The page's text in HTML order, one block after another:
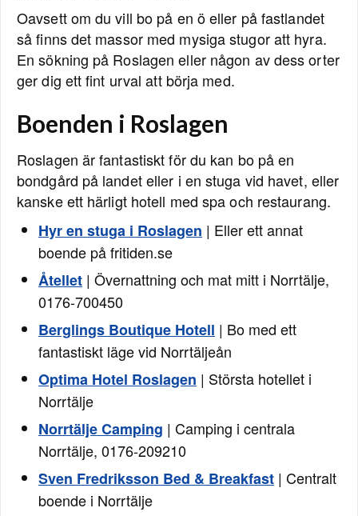
Oavsett om du vill bo på en ö eller på fastlandet
så finns det massor med mysiga stugor att hyra.
En sökning på Roslagen eller någon av dess orter
ger dig ett fint urval att börja med.
Boenden i Roslagen
Roslagen är fantastiskt för du kan bo på en
bondgård på landet eller i en stuga vid havet, eller
kanske ett härligt hotell med spa och restaurang.
Hyr en stuga i Roslagen | Eller ett annat
boende på fritiden.se
Åtellet | Övernattning och mat mitt i Norrtälje,
0176-700450
Berglings Boutique Hotell | Bo med ett
fantastiskt läge vid Norrtäljeån
Optima Hotel Roslagen | Största hotellet i
Norrtälje
Norrtälje Camping | Camping i centrala
Norrtälje, 0176-209210
Sven Fredriksson Bed & Breakfast | Centralt
boende i Norrtälje